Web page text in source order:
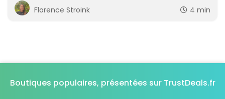
Florence Stroink 4 min
Boutiques populaires, présentées sur TrustDeals.fr